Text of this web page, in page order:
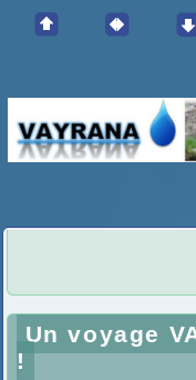
Un voyage
!